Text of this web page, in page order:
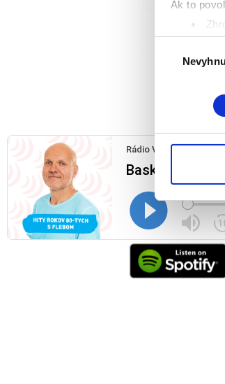
Ak to
Viac
Naša
súhlasu
súhlasu